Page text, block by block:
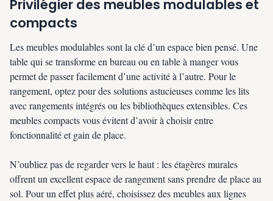
Privilégier des meubles modulables et
compacts
Les meubles modulables sont la clé d’un espace bien pensé. Une
table qui se transforme en bureau ou en table à manger vous
permet de passer facilement d’une activité à l’autre. Pour le
rangement, optez pour des solutions astucieuses comme les lits
avec rangements intégrés ou les bibliothèques extensibles. Ces
meubles compacts vous évitent d’avoir à choisir entre
fonctionnalité et gain de place.
N’oubliez pas de regarder vers le haut : les étagères murales
offrent un excellent espace de rangement sans prendre de place au
sol. Pour un effet plus aéré, choisissez des meubles aux lignes